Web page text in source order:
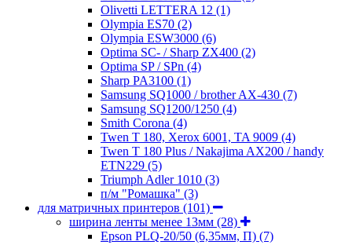
Olivetti LETTERA 12 (1)
Olympia ES70 (2)
Olympia ESW3000 (6)
Optima SC- / Sharp ZX400 (2)
Optima SP / SPn (4)
Sharp PA3100 (1)
Samsung SQ1000 / brother AX-430 (7)
Samsung SQ1200/1250 (4)
Smith Corona (4)
Twen T 180, Xerox 6001, TA 9009 (4)
Twen T 180 Plus / Nakajima AX200 / handy
ETN229 (5)
Triumph Adler 1010 (3)
п/м "Ромашка" (3)
для матричных принтеров (101)
ширина ленты менее 13мм (28)
Epson PLQ-20/50 (6,35мм, П) (7)